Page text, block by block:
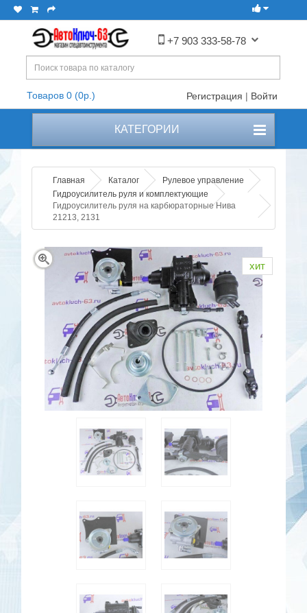
+7 903 333-58-78
Товаров 0 (0р.) Регистрация | Войти
КАТЕГОРИИ
Главная Каталог
Рулевое управление
Гидроусилитель руля и комплектующие
Гидроусилитель руля на карбюраторные Нива
21213, 2131
хит